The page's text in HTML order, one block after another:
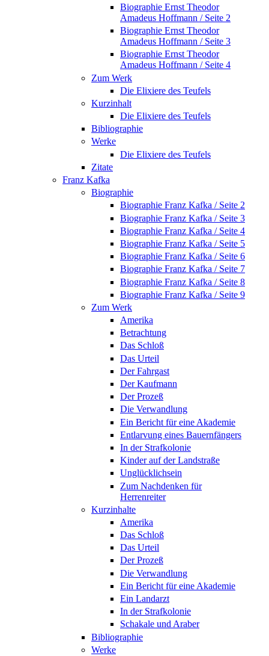
Biographie Ernst Theodor
Amadeus Hoffmann / Seite 2
Biographie Ernst Theodor
Amadeus Hoffmann / Seite 3
Biographie Ernst Theodor
Amadeus Hoffmann / Seite 4
Zum Werk
Die Elixiere des Teufels
Kurzinhalt
Die Elixiere des Teufels
Bibliographie
Werke
Die Elixiere des Teufels
Zitate
Franz Kafka
Biographie
Biographie Franz Kafka / Seite 2
Biographie Franz Kafka / Seite 3
Biographie Franz Kafka / Seite 4
Biographie Franz Kafka / Seite 5
Biographie Franz Kafka / Seite 6
Biographie Franz Kafka / Seite 7
Biographie Franz Kafka / Seite 8
Biographie Franz Kafka / Seite 9
Zum Werk
Amerika
Betrachtung
Das Schloß
Das Urteil
Der Fahrgast
Der Kaufmann
Der Prozeß
Die Verwandlung
Ein Bericht für eine Akademie
Entlarvung eines Bauernfängers
In der Strafkolonie
Kinder auf der Landstraße
Unglücklichsein
Zum Nachdenken für
Herrenreiter
Kurzinhalte
Amerika
Das Schloß
Das Urteil
Der Prozeß
Die Verwandlung
Ein Bericht für eine Akademie
Ein Landarzt
In der Strafkolonie
Schakale und Araber
Bibliographie
Werke